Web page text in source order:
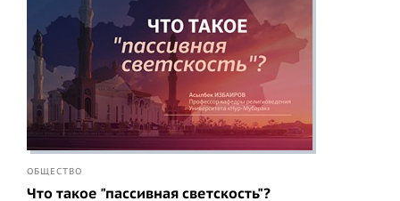
ОБЩЕСТВО
Что такое "пассивная светскость"?